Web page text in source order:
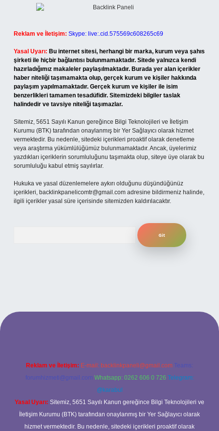
Reklam ve İletişim: Skype: live:.cid.575569c608265c69
Yasal Uyarı: Bu internet sitesi, herhangi bir marka, kurum veya şahıs
şirketi ile hiçbir bağlantısı bulunmamaktadır. Sitede yalnızca kendi
hazırladığımız makaleler paylaşılmaktadır. Burada yer alan içerikler
haber niteliği taşımamakta olup, gerçek kurum ve kişiler hakkında
paylaşım yapılmamaktadır. Gerçek kurum ve kişiler ile isim
benzerlikleri tamamen tesadüfidir. Sitemizdeki bilgiler taslak
halindedir ve tavsiye niteliği taşımazlar.
Sitemiz, 5651 Sayılı Kanun gereğince Bilgi Teknolojileri ve İletişim
Kurumu (BTK) tarafından onaylanmış bir Yer Sağlayıcı olarak hizmet
vermektedir. Bu nedenle, sitedeki içerikleri proaktif olarak denetleme
veya araştırma yükümlülüğümüz bulunmamaktadır. Ancak, üyelerimiz
yazdıkları içeriklerin sorumluluğunu taşımakta olup, siteye üye olarak bu
sorumluluğu kabul etmiş sayılırlar.
Hukuka ve yasal düzenlemelere aykırı olduğunu düşündüğünüz
içerikleri, backlinkpanelicomtr@gmail.com adresine bildirmeniz halinde,
ilgili içerikler yasal süre içerisinde sitemizden kaldırılacaktır.
Reklam ve İletişim: E-mail: backlinkpaneli@gmail.com Teams:
forumhizmeti@gmail.com Whatsapp: 0262 606 0 726 Telegram:
@karabul
Yasal Uyarı: Sitemiz, 5651 Sayılı Kanun gereğince Bilgi Teknolojileri ve
İletişim Kurumu (BTK) tarafından onaylanmış bir Yer Sağlayıcı olarak
hizmet vermektedir. Bu nedenle, sitedeki içerikleri proaktif olarak